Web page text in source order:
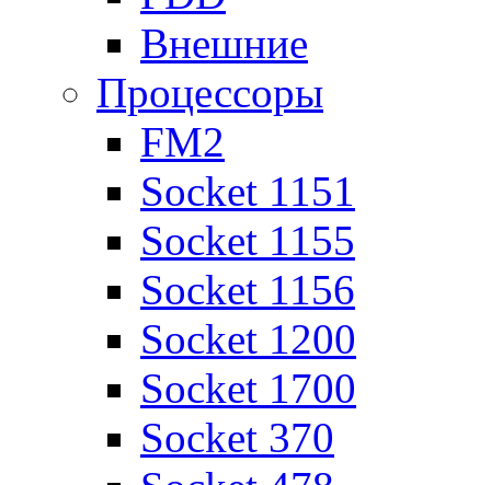
Внешние
Процессоры
FM2
Socket 1151
Socket 1155
Socket 1156
Socket 1200
Socket 1700
Socket 370